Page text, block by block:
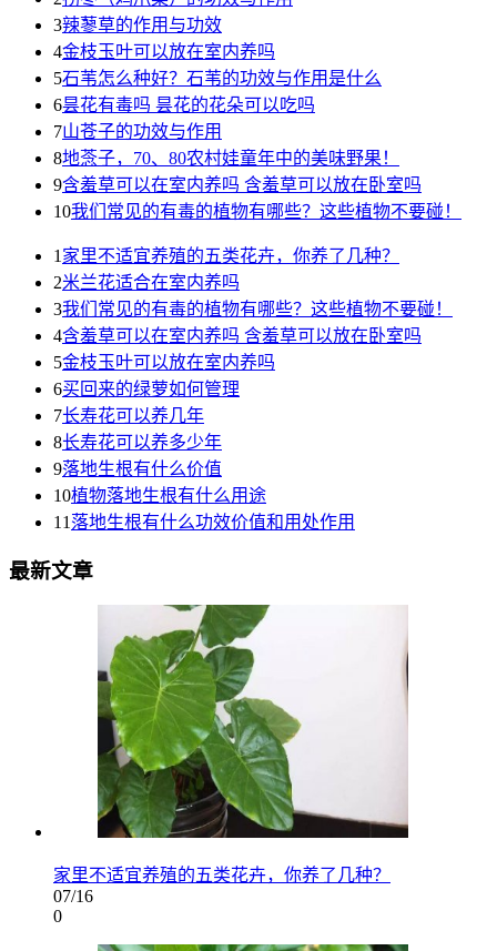
3辣蓼草的作用与功效
4金枝玉叶可以放在室内养吗
5石苇怎么种好？石苇的功效与作用是什么
6昙花有毒吗 昙花的花朵可以吃吗
7山苍子的功效与作用
8地菍子，70、80农村娃童年中的美味野果！
9含羞草可以在室内养吗 含羞草可以放在卧室吗
10我们常见的有毒的植物有哪些？这些植物不要碰！
1 家里不适宜养殖的五类花卉，你养了几种？
2米兰花适合在室内养吗
3我们常见的有毒的植物有哪些？这些植物不要碰！
4含羞草可以在室内养吗 含羞草可以放在卧室吗
5金枝玉叶可以放在室内养吗
6买回来的绿萝如何管理
7长寿花可以养几年
8长寿花可以养多少年
9落地生根有什么价值
10植物落地生根有什么用途
11 落地生根有什么功效价值和用处作用
最新文章
家里不适宜养殖的五类花卉，你养了几种？
07/16
0